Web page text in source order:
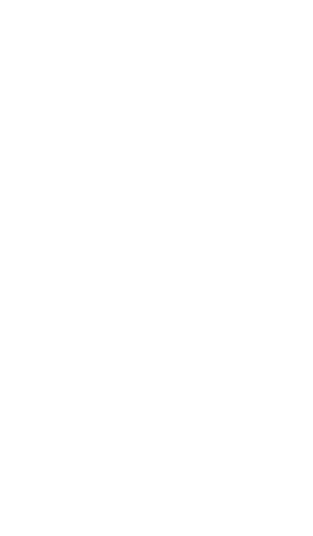
personne. Selon l'étude DHEA- Age, elle
grand bénéfice pour ces dernières.
jeune ; par l'innocuité et les effets démontrés par
de la norme inférieure estimée pour votre âge.
indications pour les
hormonal. En effet,